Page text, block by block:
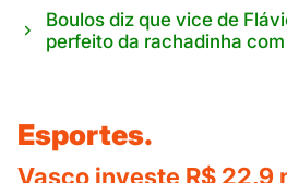
Boulos diz que vice de
perfeito da rachadinha
Esportes.
Vasco investe R$ 22,9